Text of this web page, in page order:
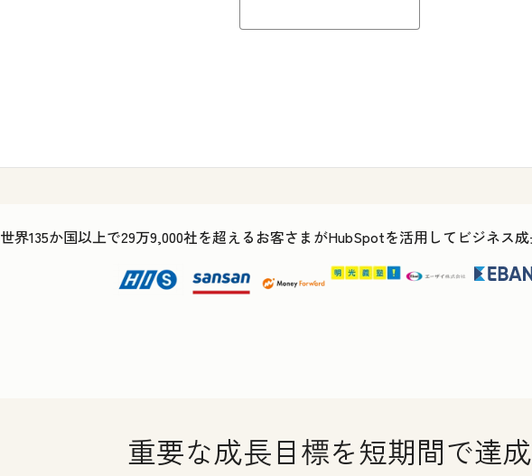
世界135か国以上で29万9,000社を超えるお客さまがHubSpotを活用してビジネス
重要な成長目標を短期間で達成